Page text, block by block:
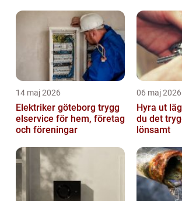
14 maj 2026
Elektriker göteborg trygg
elservice för hem, företag
och föreningar
06 maj 2026
Hyra ut
du det
lönsamt